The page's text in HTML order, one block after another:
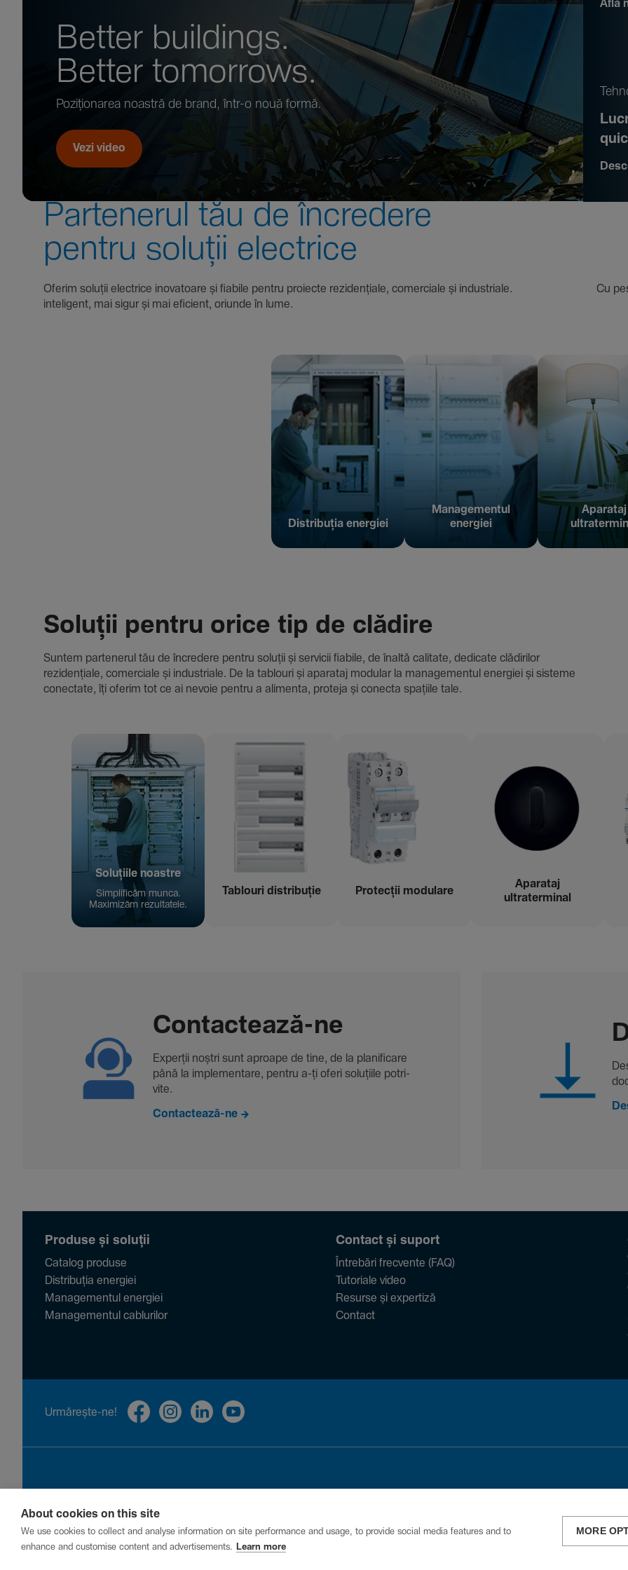
Better buil­dings.
Better tomor­rows.
Pozi­țio­narea noastră de brand, într-o nouă formă.
Vezi video
Află
Parte­nerul tău de încre­dere
pentru soluții electrice
Oferim soluții electrice inova­toare și fiabile pentru proiecte rezi­den­țiale, comer­ciale și indus­triale. Cu peste
inte­li­gent, mai sigur și mai eficient, oriunde în lume.
Distribuția energiei
Managementul
energiei
Aparataj
Soluții pentru orice tip de clădire
Suntem parte­nerul tău de încre­dere pentru soluții și servicii fiabile, de înaltă cali­tate, dedi­cate clădi­rilor
rezi­den­țiale, comer­ciale și indus­triale. De la tablouri și aparataj modular la managementul energiei și sisteme
conec­tate, îți oferim tot ce ai nevoie pentru a alimenta, proteja și conecta spațiile tale.
Solu­țiile noastre
Simpli­ficăm munca.
Maxi­mizăm rezul­ta­tele.
Tablouri distribuție Protecții modu­lare
Aparataj
ultraterminal
Contac­tează-ne
Experții noștri sunt aproape de tine, de la plani­fi­care
până la imple­men­tare, pentru a-ți oferi solu­țiile potri­
vite.
Contactează-ne
Produse și soluții
Catalog produse
Distribuția energiei
Managementul energiei
Managementul cablurilor
Contact și suport
Întrebări frecvente (FAQ)
Tutoriale video
Resurse și expertiză
Contact
Urmă­rește-ne!
Privacy Cookies
About cookies on this site
We use cookies to collect and analyse information on site performance and usage, to provide social media features and to
enhance and customise content and advertisements.
Learn more
MORE